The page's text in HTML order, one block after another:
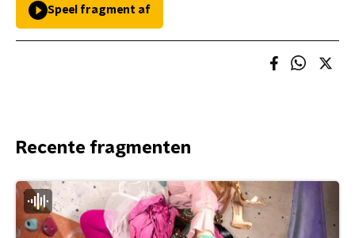
Speel fragment af
Recente fragmenten